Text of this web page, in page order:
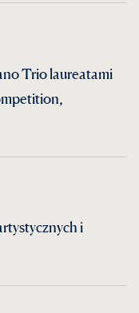
Trio laureatami
i